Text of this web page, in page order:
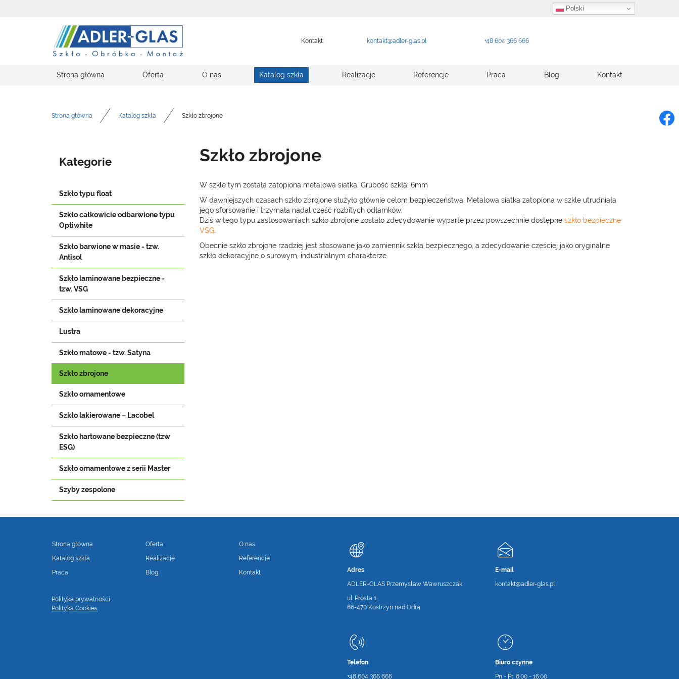
Polski
Kontakt: kontakt@adler-glas.pl +48 604 366 666
Strona główna Oferta O nas Katalog szkła Realizacje Referencje Praca Blog Kontakt
Strona główna Katalog szkła Szkło zbrojone
Kategorie
Szkło typu float
Szkło całkowicie odbarwione typu
Optiwhite
Szkło barwione w masie - tzw.
Antisol
Szkło laminowane bezpieczne -
tzw. VSG
Szkło laminowane dekoracyjne
Lustra
Szkło matowe - tzw. Satyna
Szkło zbrojone
Szkło ornamentowe
Szkło lakierowane – Lacobel
Szkło hartowane bezpieczne (tzw
ESG)
Szkło ornamentowe z serii Master
Szyby zespolone
Szkło zbrojone
W szkle tym została zatopiona metalowa siatka. Grubość szkła: 6mm
W dawniejszych czasach szkło zbrojone służyło głównie celom bezpieczeństwa. Metalowa siatka zatopiona w szkle utrudniała
jego sforsowanie i trzymała nadal część rozbitych odłamków.
Dziś w tego typu zastosowaniach szkło zbrojone zostało zdecydowanie wyparte przez powszechnie dostępne szkło bezpieczne
VSG.
Obecnie szkło zbrojone rzadziej jest stosowane jako zamiennik szkła bezpiecznego, a zdecydowanie częściej jako oryginalne
szkło dekoracyjne o surowym, industrialnym charakterze.
Strona główna Oferta
O nas
Katalog szkła
Realizacje
Referencje
Praca
Blog Kontakt
Polityka prywatności
Polityka Cookies
Adres
ADLER-GLAS Przemysław Wawruszczak
ul. Prosta 1,
66-470 Kostrzyn nad Odrą
E-mail
kontakt@adler-glas.pl
Telefon
+48 604 366 666
Biuro czynne
Pn - Pt: 8:00 - 16:00